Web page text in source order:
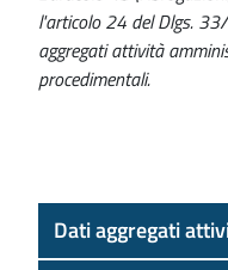
l'articolo 24 del Dlgs.
aggregati attività
procedimentali.
Dati aggregati